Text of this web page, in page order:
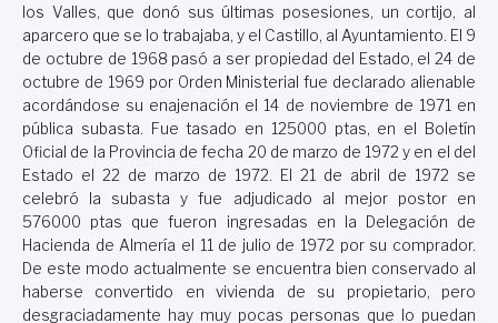
los Valles, que donó sus últimas posesiones, un cortijo, al
aparcero que se lo trabajaba, y el Castillo, al Ayuntamiento. El 9
de octubre de 1968 pasó a ser propiedad del Estado, el 24 de
octubre de 1969 por Orden Ministerial fue declarado alienable
acordándose su enajenación el 14 de noviembre de 1971 en
pública subasta. Fue tasado en 125000 ptas, en el Boletín
Oficial de la Provincia de fecha 20 de marzo de 1972 y en el del
Estado el 22 de marzo de 1972. El 21 de abril de 1972 se
celebró la subasta y fue adjudicado al mejor postor en
576000 ptas que fueron ingresadas en la Delegación de
Hacienda de Almería el 11 de julio de 1972 por su comprador.
De este modo actualmente se encuentra bien conservado al
haberse convertido en vivienda de su propietario, pero
desgraciadamente hay muy pocas personas que lo puedan